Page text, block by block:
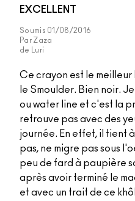
EXCELLENT
Soumis 01/08/2016
Par Zaza
de
Luri
Ce crayon est le meilleur
le Smoulder. Bien noir.
ou water line et c'est la
retrouve pas avec des
journée. En effet, il tient
pas, ne migre pas sous
peu de fard à paupière
après avoir terminé le
et avec un trait de ce